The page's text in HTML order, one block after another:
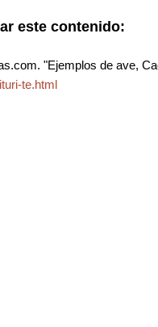
este contenido:
"Ejemplos de ave,
te.html